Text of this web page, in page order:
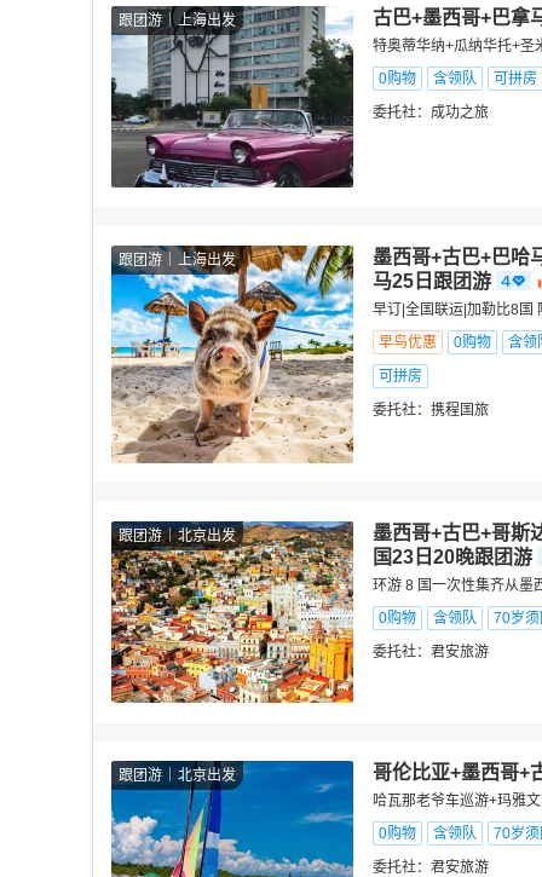
跟团游 上海出发 古巴+墨西哥+巴拿
特奥蒂华纳+瓜纳华托+圣
0购物
含领队
可拼房
委托社： 成功之旅
跟团游 上海出发
墨西哥+古巴+巴哈
马25日跟团游
早订|全国联运|加勒比8国
早鸟优惠
0购物
含领
可拼房
委托社： 携程国旅
跟团游 北京出发
墨西哥+古巴+哥斯
国23日20晚跟团游
环游 8 国一次性集齐从墨
0购物
含领队
70岁
委托社： 君安旅游
跟团游 北京出发 哥伦比亚+墨西哥+
哈瓦那老爷车巡游+玛雅
0购物
含领队
70岁
委托社： 君安旅游